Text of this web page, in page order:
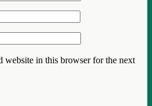
website in this browser for the next